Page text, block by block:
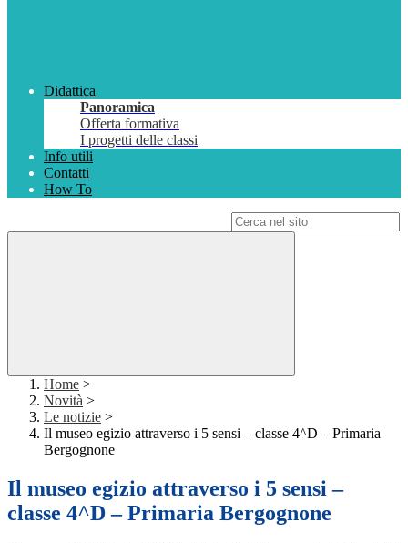
Didattica
Panoramica
Offerta formativa
I progetti delle classi
Info utili
Contatti
How To
Home >
Novità >
Le notizie >
Il museo egizio attraverso i 5 sensi – classe 4^D – Primaria
Bergognone
Il museo egizio attraverso i 5 sensi –
classe 4^D – Primaria Bergognone